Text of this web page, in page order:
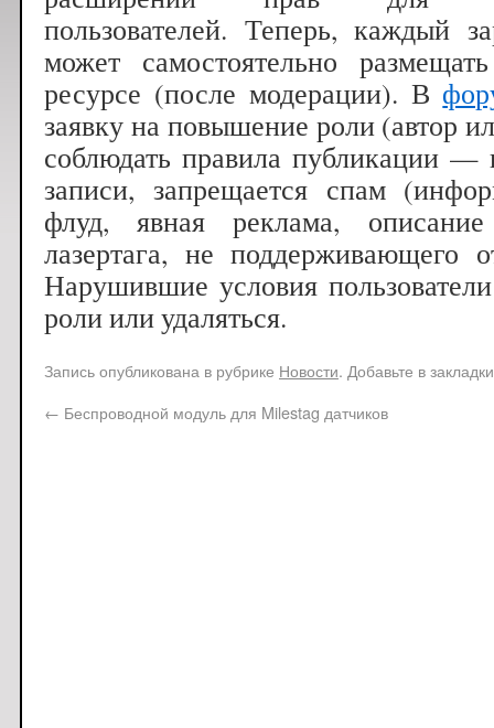
пользователей. Теперь, каждый
может самостоятельно
ресурсе (после модерации). В
заявку на повышение роли (автор
соблюдать правила публикации
записи, запрещается спам
флуд, явная реклама,
лазертага, не поддерживающего
Нарушившие условия
роли или удаляться.
Запись опубликована в рубрике Новости. Добавьте в
← Беспроводной модуль для Milestag датчиков